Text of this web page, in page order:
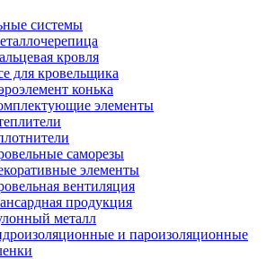
системы
кровля
для кровельщика
конька
элементы
саморезы
элементы
вентиляция
продукция
металл
и пароизоляционные